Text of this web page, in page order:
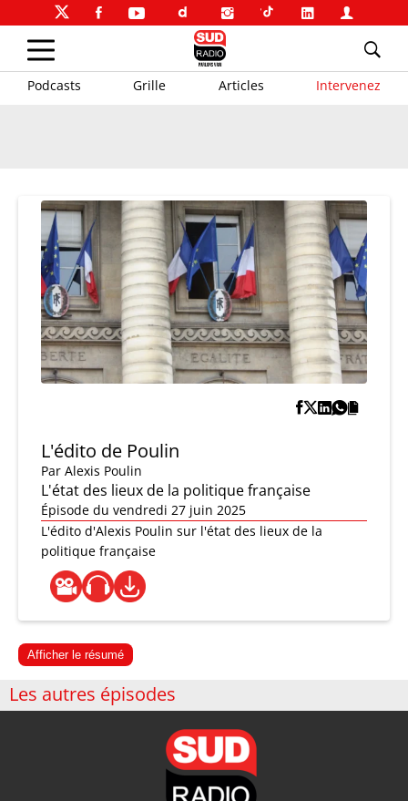
Podcasts Grille Articles Intervenez
L'édito de Poulin
Par Alexis Poulin
L'état des lieux de la politique française
Épisode du vendredi 27 juin 2025
L'édito d'Alexis Poulin sur l'état des lieux de la
politique française
Afficher le résumé
Les autres épisodes